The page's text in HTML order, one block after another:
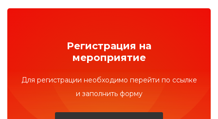
Регистрация на
мероприятие
Для регистрации необходимо перейти по ссылке
и заполнить форму